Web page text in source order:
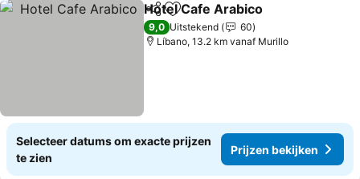
DelenToevoegen aan favorieten
Hotel Cafe Arabico
9,0 Uitstekend
60
Líbano, 13.2 km vanaf Murillo
Selecteer datums om exacte prijzen
te zien
Prijzen bekijken